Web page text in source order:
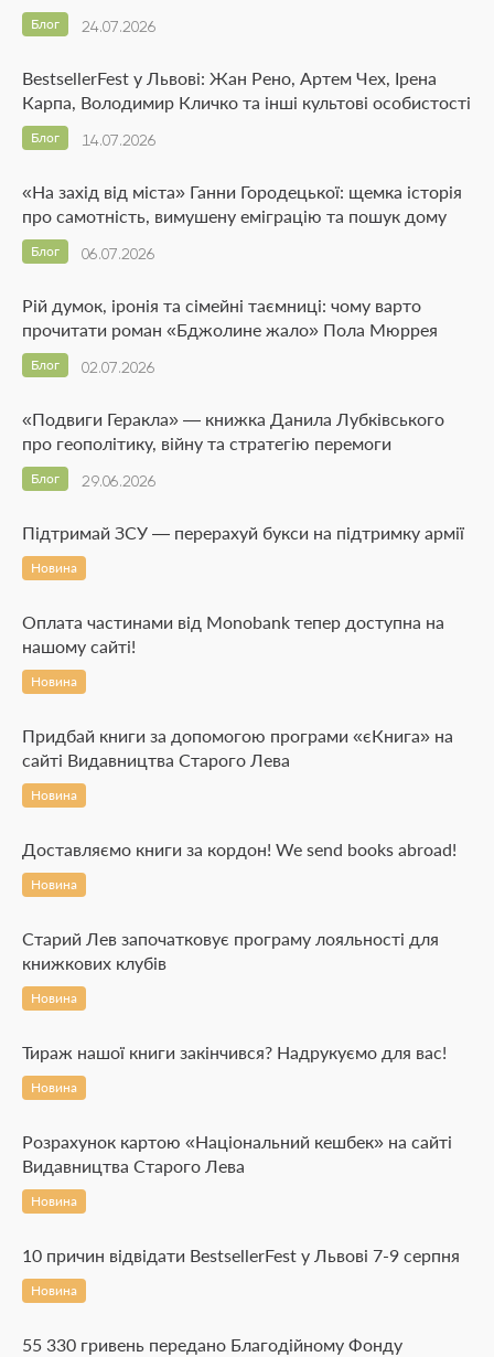
24.07.2026
Блог
BestsellerFest у Львові: Жан Рено, Артем Чех, Ірена
Карпа, Володимир Кличко та інші культові особистості
14.07.2026
Блог
«На захід від міста» Ганни Городецької: щемка історія
про самотність, вимушену еміграцію та пошук дому
06.07.2026
Блог
Рій думок, іронія та сімейні таємниці: чому варто
прочитати роман «Бджолине жало» Пола Мюррея
02.07.2026
Блог
«Подвиги Геракла» — книжка Данила Лубківського
про геополітику, війну та стратегію перемоги
29.06.2026
Блог
Підтримай ЗСУ — перерахуй букси на підтримку армії
Новина
Оплата частинами від Monobank тепер доступна на
нашому сайті!
Новина
Придбай книги за допомогою програми «єКнига» на
сайті Видавництва Старого Лева
Новина
Доставляємо книги за кордон! We send books abroad!
Новина
Старий Лев започатковує програму лояльності для
книжкових клубів
Новина
Тираж нашої книги закінчився? Надрукуємо для вас!
Новина
Розрахунок картою «Національний кешбек» на сайті
Видавництва Старого Лева
Новина
10 причин відвідати BestsellerFest у Львові 7-9 серпня
Новина
55 330 гривень передано Благодійному Фонду